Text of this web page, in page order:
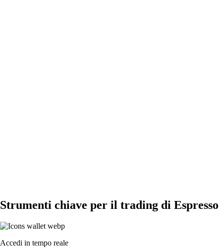
Strumenti chiave per il trading di Espresso
Accedi in tempo reale